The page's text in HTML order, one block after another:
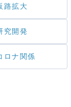
路拡大
究開発
ロナ関係